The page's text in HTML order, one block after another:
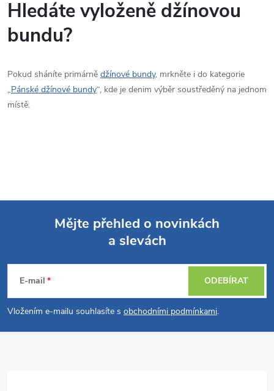
Hledáte vyloženě džínovou
bundu?
Pokud sháníte primárně džínové bundy, mrkněte i do kategorie
„Pánské džínové bundy“, kde je denim výběr soustředěný na jednom
místě.
p
Mějte přehled o novinkách
a slevách
E-mail
Vložením e-mailu souhlasíte s obchodními podmínkami.
ODEBÍRAT